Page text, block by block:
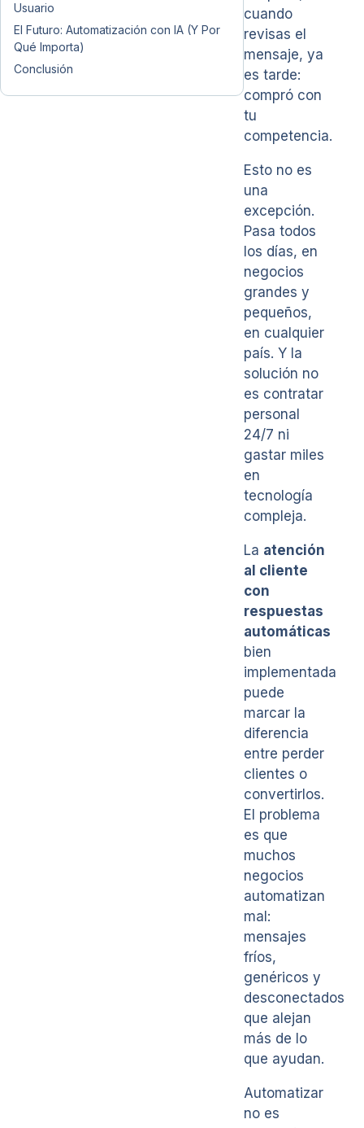
Usuario
El Futuro: Automatización con IA (Y Por
Qué Importa)
Conclusión
cuando
revisas el
mensaje, ya
es tarde:
compró con
tu
competencia.
Esto no es
una
excepción.
Pasa todos
los días, en
negocios
grandes y
pequeños,
en cualquier
país. Y la
solución no
es contratar
personal
24/7 ni
gastar miles
en
tecnología
compleja.
La atención
al cliente
con
respuestas
automáticas
bien
implementada
puede
marcar la
diferencia
entre perder
clientes o
convertirlos.
El problema
es que
muchos
negocios
automatizan
mal:
mensajes
fríos,
genéricos y
desconectados
que alejan
más de lo
que ayudan.
Automatizar
no es